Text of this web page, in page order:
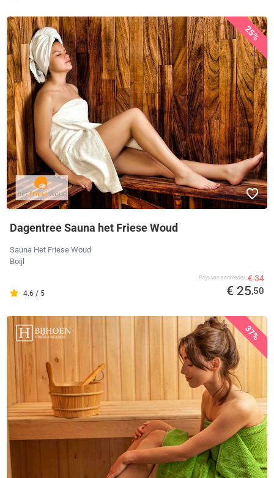
25%
Dagentree Sauna het Friese Woud
Sauna Het Friese Woud
Boijl
4.6 / 5
Prijs van aanbieder € 34
€ 25,50
37%